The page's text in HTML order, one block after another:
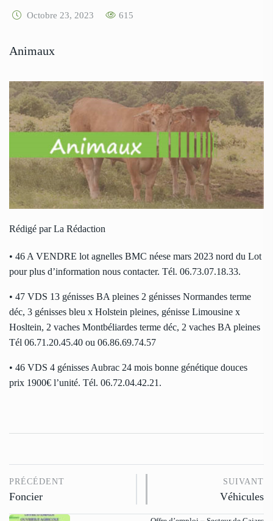
Octobre 23, 2023 615
Animaux
Rédigé par La Rédaction
• 46 A VENDRE lot agnelles BMC néese mars 2023 nord du Lot
pour plus d’information nous contacter. Tél. 06.73.07.18.33.
• 47 VDS 13 génisses BA pleines 2 génisses Normandes terme
déc, 3 génisses bleu x Holstein pleines, génisse Limousine x
Hosltein, 2 vaches Montbéliardes terme déc, 2 vaches BA pleines
Tél 06.71.20.45.40 ou 06.86.69.74.57
• 46 VDS 4 génisses Aubrac 24 mois bonne génétique douces
prix 1900€ l’unité. Tél. 06.72.04.42.21.
PRÉCÉDENT
Foncier
SUIVANT
Véhicules